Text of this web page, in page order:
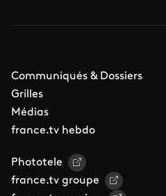
Communiqués & Dossiers
Grilles
Médias
france.tv hebdo
Phototele
france.tv groupe